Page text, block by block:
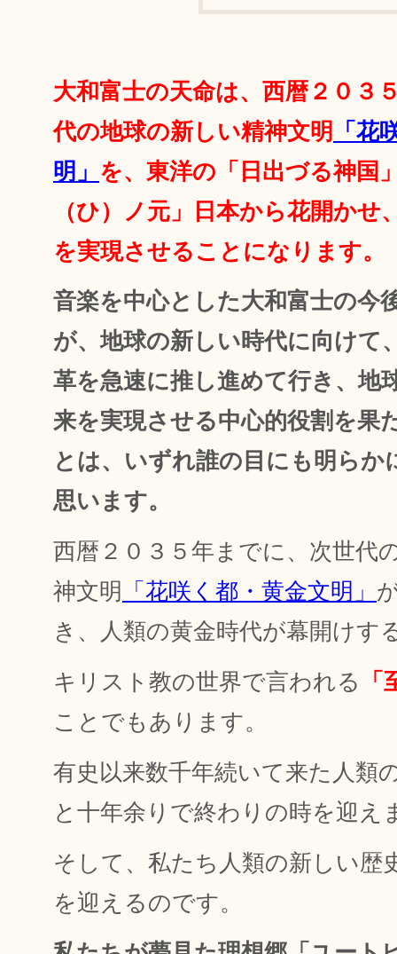
大和富士の天命は、西暦２０３
代の地球の新しい精神文明
「花
明」 を、東洋の「日出づる神国
（ひ）ノ元」日本から花開かせ
を実現させることになります。
音楽を中心とした大和富士の今
が、地球の新しい時代に向けて
革を急速に推し進めて行き、地
来を実現させる中心的役割を果
とは、いずれ誰の目にも明らか
思います。
西暦２０３５年までに、次世代
神文明
「花咲く都・黄金文明」
き、人類の黄金時代が幕開けす
キリスト教の世界で言われる
ことでもあります。
有史以来数千年続いて来た人類
と十年余りで終わりの時を迎え
そして、私たち人類の新しい歴
を迎えるのです。